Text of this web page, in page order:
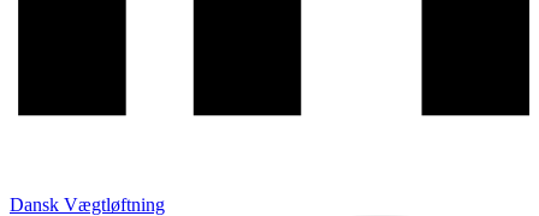
Dansk Vægtløftning